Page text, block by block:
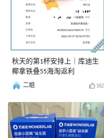
秋天的第1杯安排上｜库迪生
椰拿铁叠55海淘返利
二姐 162